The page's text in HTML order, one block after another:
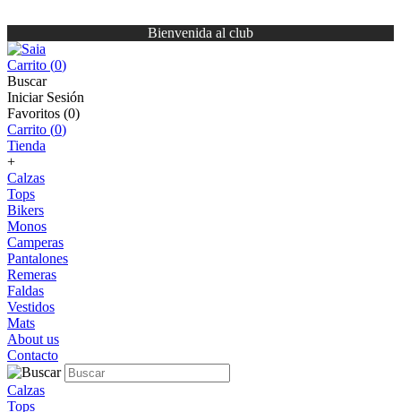
Bienvenida al club
Carrito (0)
Buscar
Iniciar Sesión
Favoritos (0)
Carrito (0)
Tienda
+
Calzas
Tops
Bikers
Monos
Camperas
Pantalones
Remeras
Faldas
Vestidos
Mats
About us
Contacto
Calzas
Tops